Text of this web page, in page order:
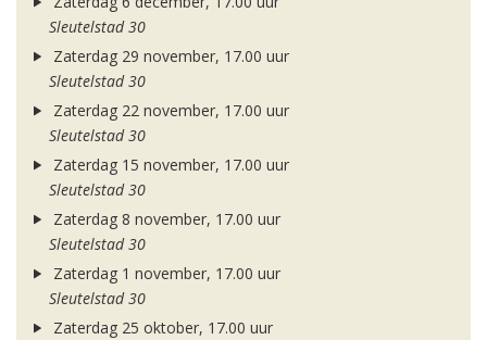
Sleutelstad 30
Zaterdag 29 november, 17.00 uur
Sleutelstad 30
Zaterdag 22 november, 17.00 uur
Sleutelstad 30
Zaterdag 15 november, 17.00 uur
Sleutelstad 30
Zaterdag 8 november, 17.00 uur
Sleutelstad 30
Zaterdag 1 november, 17.00 uur
Sleutelstad 30
Zaterdag 25 oktober, 17.00 uur